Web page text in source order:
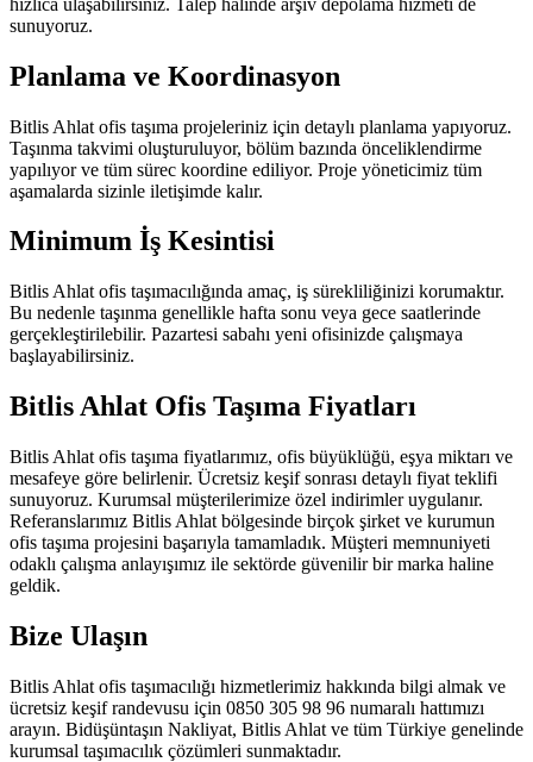
sunuyoruz.
Planlama ve Koordinasyon
Bitlis Ahlat ofis taşıma projeleriniz için detaylı planlama yapıyoruz.
Taşınma takvimi oluşturuluyor, bölüm bazında önceliklendirme
yapılıyor ve tüm sürec koordine ediliyor. Proje yöneticimiz tüm
aşamalarda sizinle iletişimde kalır.
Minimum İş Kesintisi
Bitlis Ahlat ofis taşımacılığında amaç, iş sürekliliğinizi korumaktır.
Bu nedenle taşınma genellikle hafta sonu veya gece saatlerinde
gerçekleştirilebilir. Pazartesi sabahı yeni ofisinizde çalışmaya
başlayabilirsiniz.
Bitlis Ahlat Ofis Taşıma Fiyatları
Bitlis Ahlat ofis taşıma fiyatlarımız, ofis büyüklüğü, eşya miktarı ve
mesafeye göre belirlenir. Ücretsiz keşif sonrası detaylı fiyat teklifi
sunuyoruz. Kurumsal müşterilerimize özel indirimler uygulanır.
Referanslarımız Bitlis Ahlat bölgesinde birçok şirket ve kurumun
ofis taşıma projesini başarıyla tamamladık. Müşteri memnuniyeti
odaklı çalışma anlayışımız ile sektörde güvenilir bir marka haline
geldik.
Bize Ulaşın
Bitlis Ahlat ofis taşımacılığı hizmetlerimiz hakkında bilgi almak ve
ücretsiz keşif randevusu için 0850 305 98 96 numaralı hattımızı
arayın. Bidüşüntaşın Nakliyat, Bitlis Ahlat ve tüm Türkiye genelinde
kurumsal taşımacılık çözümleri sunmaktadır.